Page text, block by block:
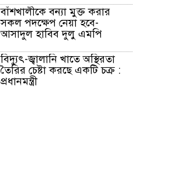
বাঁশখালীকে বন্যা মুক্ত করার
সকল পদক্ষেপ নেয়া হবে-
আসাদুল হাবিব দুলু এমপি
বিদ্যুৎ-জ্বালানি খাতে অস্থিরতা
তৈরির চেষ্টা করছে একটি চক্র :
প্রধানমন্ত্রী